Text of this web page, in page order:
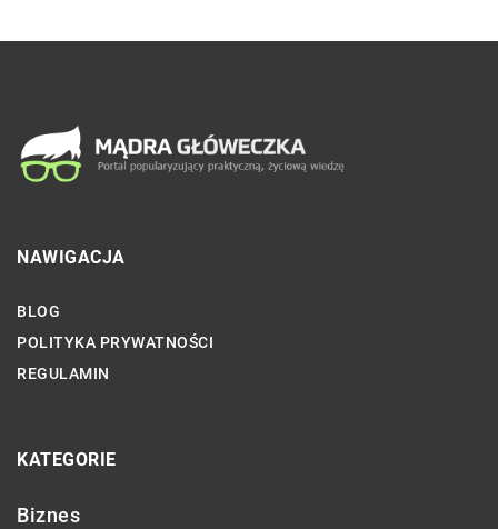
NAWIGACJA
BLOG
POLITYKA PRYWATNOŚCI
REGULAMIN
KATEGORIE
Biznes